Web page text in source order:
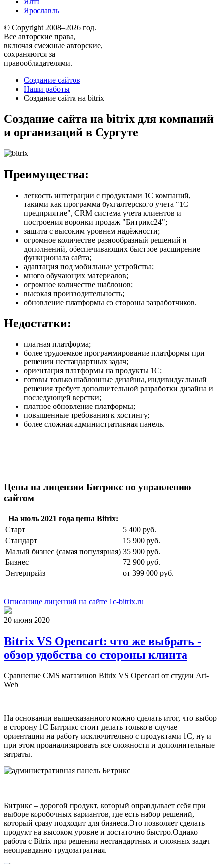
Ялта
Ярославль
© Copyright 2008–2026 год.
Все авторские права,
включая смежные авторские,
сохраняются за
правообладателями.
Создание сайтов
Наши работы
Создание сайта на bitrix
Создание сайта на bitrix для компаний
и организаций в Сургуте
Преимущества:
легкость интеграции с продуктами 1С компаний,
такими как программа бухгалтерского учета "1С
предприятие", CRM система учета клиентов и
построения воронки продаж "Битрикс24";
защита с высоким уровнем надёжности;
огромное количестве разнообразный решений и
дополнений, обеспечивающих быстрое расширение
функционала сайта;
адаптация под мобильные устройства;
много обучающих материалов;
огромное количестве шаблонов;
высокая производительность;
обновление платформы со стороны разработчиков.
Недостатки:
платная платформа;
более трудоемкое программирование платформы при
решении нестандартных задач;
ориентация платформы на продукты 1С;
готовы только шаблонные дизайны, индивидуальный
решения требует дополнительной разработки дизайна и
последующей верстки;
платное обновление платформы;
повышенные требования к хостингу;
более сложная административная панель.
Цены на лицензии Битрикс по управлению
сайтом
На июль 2021 года цены Bitrix:
Старт
5 400 руб.
Стандарт
15 900 руб.
Малый бизнес (самая популярная) 35 900 руб.
Бизнес
72 900 руб.
Энтерпрайз
от 399 000 руб.
Описанице лицензий на сайте 1c-bitrix.ru
20 июня 2020
Bitrix VS Opencart: что же выбрать -
обзор удобства со стороны клинта
Сравнение CMS магазинов Bitrix VS Opencart от студии Art-
Web
На основании вышесказанного можно сделать итог, что выбор
в сторону 1С Битрикс стоит делать только в случае
ориентации на работу исключительно с продуктами 1С, ну и
при этом проанализировать все сложности и дополнительные
затраты.
Битрикс – дорогой продукт, который оправдывает себя при
выборе коробочных вариантов, где есть набор решений,
который сразу подходит для бизнеса.Это позволяет сделать
продукт на высоком уровне и достаточно быстро.Однако
работа с Bitrix при решении нестандартных и сложных задач
неоправданно трудозатратная.